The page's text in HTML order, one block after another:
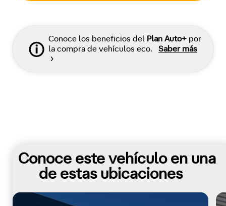
Conoce los beneficios del Plan Auto+ por
la compra de vehículos eco.
Saber más
Conoce este vehículo en una
de estas ubicaciones